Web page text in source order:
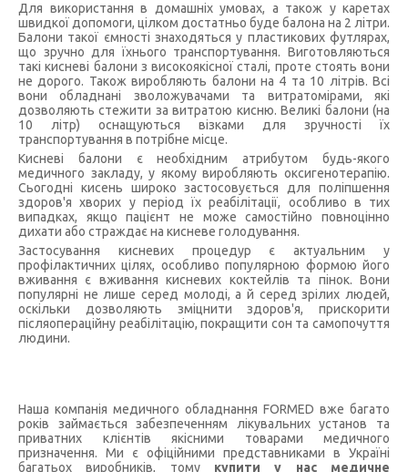
Для використання в домашніх умовах, а також у каретах
швидкої допомоги, цілком достатньо буде балона на 2 літри.
Балони такої ємності знаходяться у пластикових футлярах,
що зручно для їхнього транспортування. Виготовляються
такі кисневі балони з високоякісної сталі, проте стоять вони
не дорого. Також виробляють балони на 4 та 10 літрів. Всі
вони обладнані зволожувачами та витратомірами, які
дозволяють стежити за витратою кисню. Великі балони (на
10 літр) оснащуються візками для зручності їх
транспортування в потрібне місце.
Кисневі балони є необхідним атрибутом будь-якого
медичного закладу, у якому виробляють оксигенотерапію.
Сьогодні кисень широко застосовується для поліпшення
здоров'я хворих у період їх реабілітації, особливо в тих
випадках, якщо пацієнт не може самостійно повноцінно
дихати або страждає на кисневе голодування.
Застосування кисневих процедур є актуальним у
профілактичних цілях, особливо популярною формою його
вживання є вживання кисневих коктейлів та пінок. Вони
популярні не лише серед молоді, а й серед зрілих людей,
оскільки дозволяють зміцнити здоров'я, прискорити
післяопераційну реабілітацію, покращити сон та самопочуття
людини.
Наша компанія медичного обладнання FORMED вже багато
років займається забезпеченням лікувальних установ та
приватних клієнтів якісними товарами медичного
призначення. Ми є офіційними представниками в Україні
багатьох виробників, тому купити у нас медичне